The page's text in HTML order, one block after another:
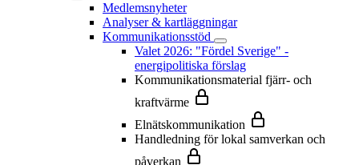
Medlemsnyheter
Analyser & kartläggningar
Kommunikationsstöd
Valet 2026: "Fördel Sverige" -
energipolitiska förslag
Kommunikationsmaterial fjärr- och
kraftvärme
Elnätskommunikation
Handledning för lokal samverkan och
påverkan